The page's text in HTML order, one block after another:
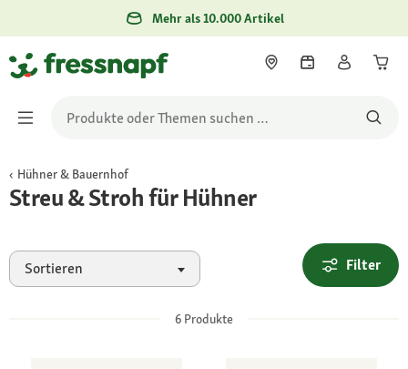
Mehr als 10.000 Artikel
Hühner & Bauernhof
Streu & Stroh für Hühner
Sortieren Filter
6 Produkte